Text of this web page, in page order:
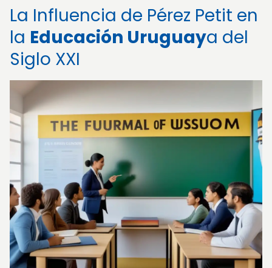
La Influencia de Pérez Petit en
la Educación Uruguaya del
Siglo XXI